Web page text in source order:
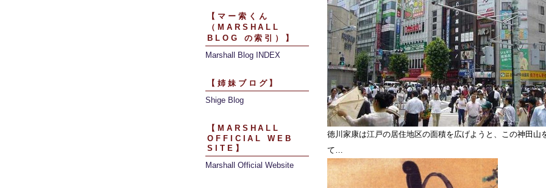
【マー索くん
（MARSHALL
BLOG の索引）】
Marshall Blog INDEX
【姉妹ブログ】
Shige Blog
【MARSHALL
OFFICIAL WEB
SITE】
Marshall Official Website
徳川家康は江戸の居住地区の面積を広げようと、この神田山
て…